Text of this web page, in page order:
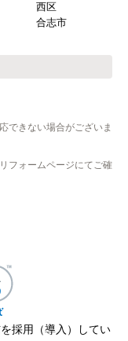
なかった。
？
西区
合志市
できない場合がございま
フォームページにてご確
採用（導入）してい